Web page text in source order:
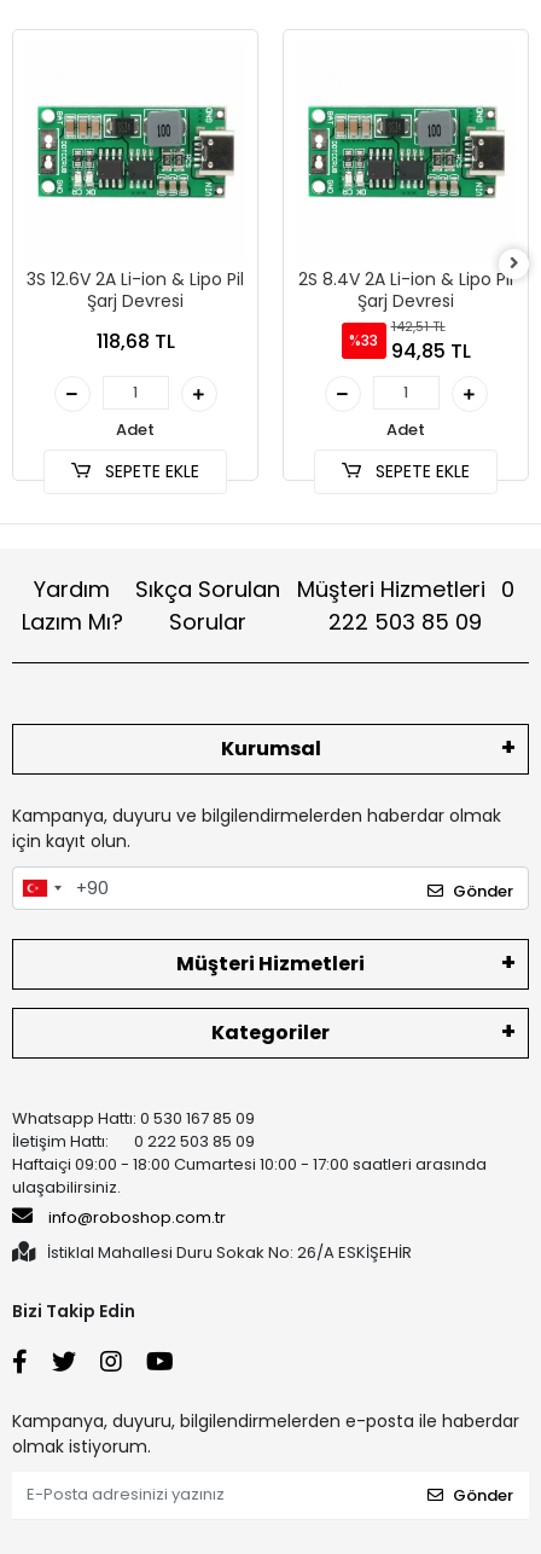
3S 12.6V 2A Li-ion & Lipo Pil
Şarj Devresi
118,68 TL
Adet
SEPETE EKLE
2S 8.4V 2A Li-ion & Lipo Pil
Şarj Devresi
%33
142,51 TL
94,85 TL
Adet
SEPETE EKLE
Yardım
Lazım Mı?
Sıkça Sorulan
Sorular
Müşteri Hizmetleri 0
222 503 85 09
Kurumsal
Kampanya, duyuru ve bilgilendirmelerden haberdar olmak
için kayıt olun.
Gönder
Müşteri Hizmetleri
Kategoriler
Whatsapp Hattı: 0 530 167 85 09
İletişim Hattı: 0 222 503 85 09
Haftaiçi 09:00 - 18:00 Cumartesi 10:00 - 17:00 saatleri arasında
ulaşabilirsiniz.
info@roboshop.com.tr
İstiklal Mahallesi Duru Sokak No: 26/A ESKİŞEHİR
Bizi Takip Edin
Kampanya, duyuru, bilgilendirmelerden e-posta ile haberdar
olmak istiyorum.
Gönder